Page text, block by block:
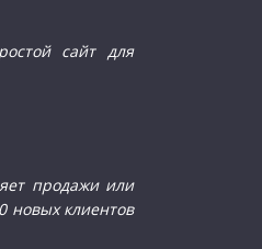
сайт для
продажи или
клиентов